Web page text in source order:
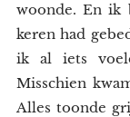
woonde. En ik
keren had
ik al iets
Misschien
Alles toonde